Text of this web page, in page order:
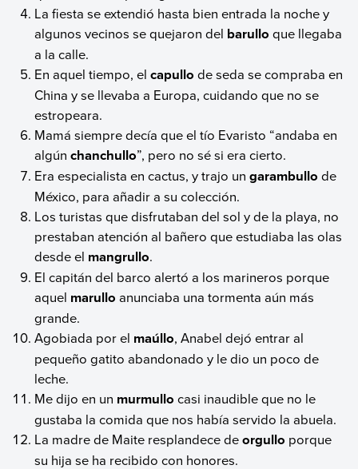
La fiesta se extendió hasta bien entrada la noche y
algunos vecinos se quejaron del barullo que llegaba
a la calle.
En aquel tiempo, elcapullo de seda se compraba en
China y se llevaba a Europa, cuidando que no se
estropeara.
Mamá siempre decía que el tío Evaristo “andaba en
algúnchanchullo”, pero no sé si era cierto.
Era especialista en cactus, y trajo ungarambullo de
México, para añadir a su colección.
Los turistas que disfrutaban del sol y de la playa, no
prestaban atención al bañero que estudiaba las olas
desde el mangrullo.
El capitán del barco alertó a los marineros porque
aquel marullo anunciaba una tormenta aún más
grande.
Agobiada por el maúllo, Anabel dejó entrar al
pequeño gatito abandonado y le dio un poco de
leche.
Me dijo en un murmullo casi inaudible que no le
gustaba la comida que nos había servido la abuela.
La madre de Maite resplandece deorgullo porque
su hija se ha recibido con honores.